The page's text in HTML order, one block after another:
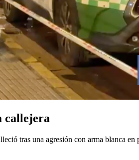
callejera
tras una agresión con arma blanca